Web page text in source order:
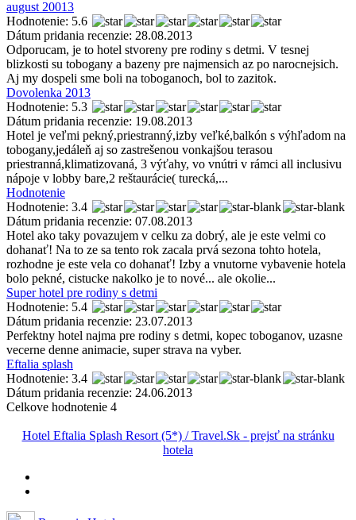
august 20013
Hodnotenie: 5.6
Dátum pridania recenzie: 28.08.2013
Odporucam, je to hotel stvoreny pre rodiny s detmi. V tesnej
blizkosti su tobogany a bazeny pre najmensich az po narocnejsich.
Aj my dospeli sme boli na toboganoch, bol to zazitok.
Dovolenka 2013
Hodnotenie: 5.3
Dátum pridania recenzie: 19.08.2013
Hotel je veľmi pekný,priestranný,izby veľké,balkón s výhľadom na
tobogany,jedáleň aj so zastrešenou vonkajšou terasou
priestranná,klimatizovaná, 3 výťahy, vo vnútri v rámci all inclusivu
nápoje v lobby bare,2 reštaurácie( turecká,...
Hodnotenie
Hodnotenie: 3.4
Dátum pridania recenzie: 07.08.2013
Hotel ako taky povazujem v celku za dobrý, ale je este velmi co
dohanať! Na to ze sa tento rok zacala prvá sezona tohto hotela,
rozhodne je este vela co dohanať! Izby a vnutorne vybavenie hotela
bolo pekné, cistucke nakolko je to nové... ale okolie...
Super hotel pre rodiny s detmi
Hodnotenie: 5.4
Dátum pridania recenzie: 23.07.2013
Perfektny hotel najma pre rodiny s detmi, kopec toboganov, uzasne
vecerne denne animacie, super strava na vyber.
Eftalia splash
Hodnotenie: 3.4
Dátum pridania recenzie: 24.06.2013
Celkove hodnotenie 4
Hotel Eftalia Splash Resort (5*) / Travel.Sk - prejsť na stránku
hotela